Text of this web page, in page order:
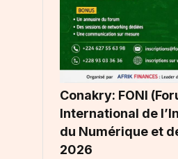
Conakry: FONI
International de
du Numérique et
2026